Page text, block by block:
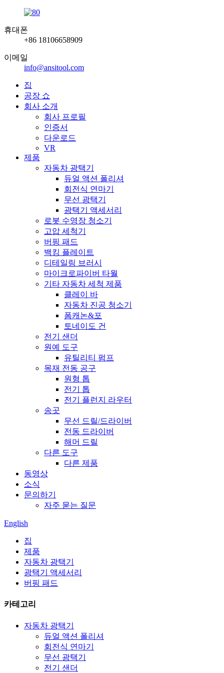
휴대폰
+86 18106658909
이메일
info@ansitool.com
집
공장 쇼
회사 소개
회사 프로필
인증서
다운로드
VR
제품
자동차 광택기
듀얼 액션 폴리셔
회전식 연마기
무선 광택기
광택기 액세서리
로봇 수영장 청소기
고압 세척기
버핑 패드
백킹 플레이트
디테일링 브러시
마이크로파이버 타월
기타 자동차 세척 제품
클레이 바
자동차 진공 청소기
폼캐논&포
토네이도 건
전기 샌더
원예 도구
유틸리티 펌프
목재 전동 공구
원형 톱
전기 톱
전기 플런지 라우터
송곳
무선 드릴/드라이버
전동 드라이버
해머 드릴
다른 도구
다른 제품
동영상
소식
문의하기
자주 묻는 질문
English
집
제품
자동차 광택기
광택기 액세서리
버핑 패드
카테고리
자동차 광택기
듀얼 액션 폴리셔
회전식 연마기
무선 광택기
전기 샌더